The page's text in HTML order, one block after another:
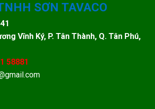
SƠN TAVACO
Vĩnh Ký, P. Tân Thành, Q. Tân Phú,
58881